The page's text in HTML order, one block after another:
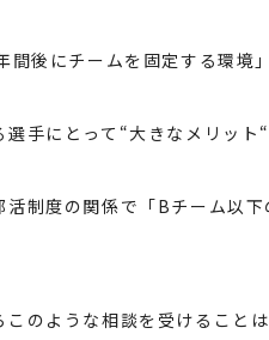
間後にチームを固定する環境
手にとって “大きなメリット
活制度の関係で「Bチーム以
のような相談を受けること